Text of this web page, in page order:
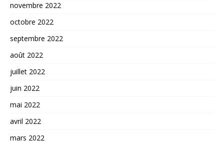
novembre 2022
octobre 2022
septembre 2022
août 2022
juillet 2022
juin 2022
mai 2022
avril 2022
mars 2022